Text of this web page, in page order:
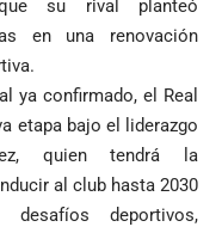
su rival planteó
en una renovación
ya confirmado, el Real
etapa bajo el liderazgo
quien tendrá la
al club hasta 2030
deportivos,